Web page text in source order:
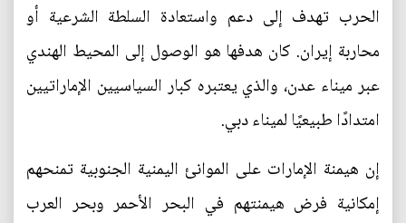
الحرب تهدف إلى دعم واستعادة السلطة الشرعية أو
محاربة إيران. كان هدفها هو الوصول إلى المحيط الهندي
عبر ميناء عدن، والذي يعتبره كبار السياسيين الإماراتيين
امتدادًا طبيعيًا لميناء دبي.
إن هيمنة الإمارات على الموانئ اليمنية الجنوبية تمنحهم
إمكانية فرض هيمنتهم في البحر الأحمر وبحر العرب